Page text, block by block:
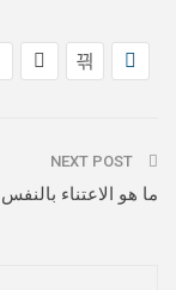
NEXT POST
ما هو الاعتناء